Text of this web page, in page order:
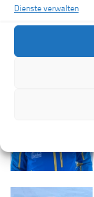
Dienste verwalten